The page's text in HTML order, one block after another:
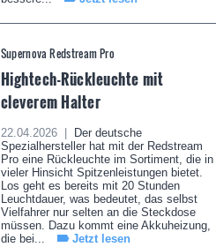
Supernova Redstream Pro
Hightech-Rückleuchte mit
cleverem Halter
22.04.2026 |
Der deutsche
Spezialhersteller hat mit der Redstream
Pro eine Rückleuchte im Sortiment, die in
vieler Hinsicht Spitzenleistungen bietet.
Los geht es bereits mit 20 Stunden
Leuchtdauer, was bedeutet, das selbst
Vielfahrer nur selten an die Steckdose
müssen. Dazu kommt eine Akkuheizung,
die bei...
Jetzt lesen